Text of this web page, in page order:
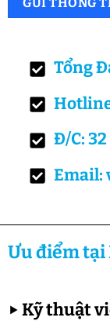
Tổng
Đ/C:
Email:
Ưu điểm tại
▶Kỹ thuật